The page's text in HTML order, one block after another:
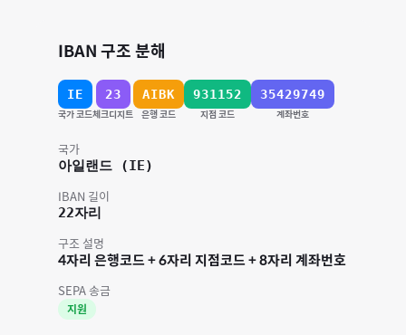
IBAN 구조 분해
IE
국가 코드
23
체크디지트
AIBK
은행 코드
931152
지점 코드
35429749
계좌번호
국가
아일랜드 (IE)
IBAN 길이
22자리
구조 설명
4자리 은행코드 + 6자리 지점코드 + 8자리 계좌번호
SEPA 송금
지원